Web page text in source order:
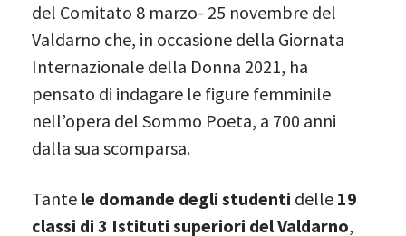
del Comitato 8 marzo- 25 novembre del
Valdarno che, in occasione della Giornata
Internazionale della Donna 2021, ha
pensato di indagare le figure femminile
nell’opera del Sommo Poeta, a 700 anni
dalla sua scomparsa.
Tante le domande degli studenti delle 19
classi di 3 Istituti superiori del Valdarno,